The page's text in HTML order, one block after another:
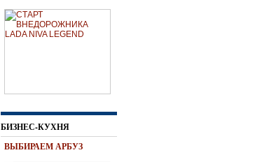
БИЗНЕС-КУХНЯ
ВЫБИРАЕМ АРБУЗ